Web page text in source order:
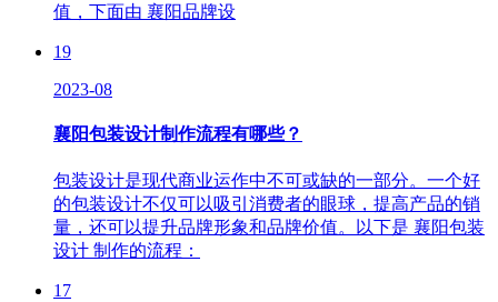
值，下面由 襄阳品牌设
19
2023-08
襄阳包装设计制作流程有哪些？
包装设计是现代商业运作中不可或缺的一部分。一个好
的包装设计不仅可以吸引消费者的眼球，提高产品的销
量，还可以提升品牌形象和品牌价值。以下是 襄阳包装
设计 制作的流程：
17